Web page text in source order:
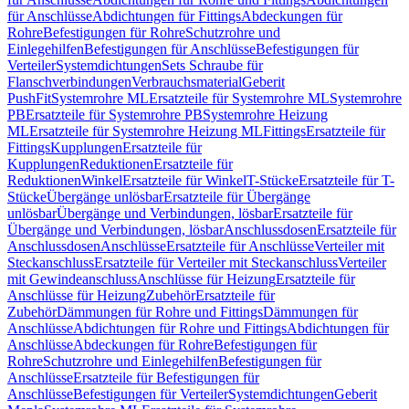
für AnschlüsseAbdichtungen für FittingsAbdeckungen für
RohreBefestigungen für RohreSchutzrohre und
EinlegehilfenBefestigungen für AnschlüsseBefestigungen für
VerteilerSystemdichtungenSets Schraube für
FlanschverbindungenVerbrauchsmaterialGeberit
PushFitSystemrohre MLErsatzteile für Systemrohre MLSystemrohre
PBErsatzteile für Systemrohre PBSystemrohre Heizung
MLErsatzteile für Systemrohre Heizung MLFittingsErsatzteile für
FittingsKupplungenErsatzteile für
KupplungenReduktionenErsatzteile für
ReduktionenWinkelErsatzteile für WinkelT-StückeErsatzteile für T-
StückeÜbergänge unlösbarErsatzteile für Übergänge
unlösbarÜbergänge und Verbindungen, lösbarErsatzteile für
Übergänge und Verbindungen, lösbarAnschlussdosenErsatzteile für
AnschlussdosenAnschlüsseErsatzteile für AnschlüsseVerteiler mit
SteckanschlussErsatzteile für Verteiler mit SteckanschlussVerteiler
mit GewindeanschlussAnschlüsse für HeizungErsatzteile für
Anschlüsse für HeizungZubehörErsatzteile für
ZubehörDämmungen für Rohre und FittingsDämmungen für
AnschlüsseAbdichtungen für Rohre und FittingsAbdichtungen für
AnschlüsseAbdeckungen für RohreBefestigungen für
RohreSchutzrohre und EinlegehilfenBefestigungen für
AnschlüsseErsatzteile für Befestigungen für
AnschlüsseBefestigungen für VerteilerSystemdichtungenGeberit